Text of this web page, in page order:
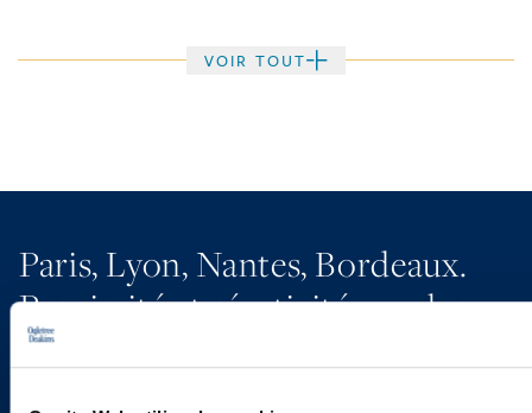
VOIR TOUT
Paris, Lyon, Nantes, Bordeaux.
Proximité et réactivité, au plus
près de vos enjeux.